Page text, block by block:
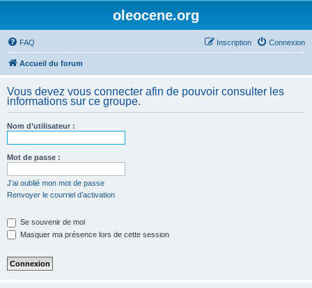
oleocene.org
FAQ Connexion
Inscription
Accueil du forum
Vous devez vous connecter afin de pouvoir consulter les
informations sur ce groupe.
Nom d’utilisateur :
Mot de passe :
J’ai oublié mon mot de passe
Renvoyer le courriel d’activation
Se souvenir de moi
Masquer ma présence lors de cette session